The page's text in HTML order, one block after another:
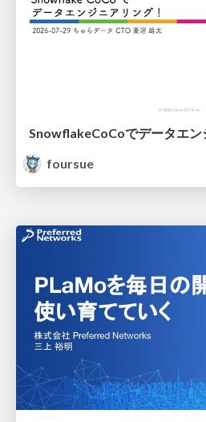
SnowflakeCoCoでデータエン
foursue